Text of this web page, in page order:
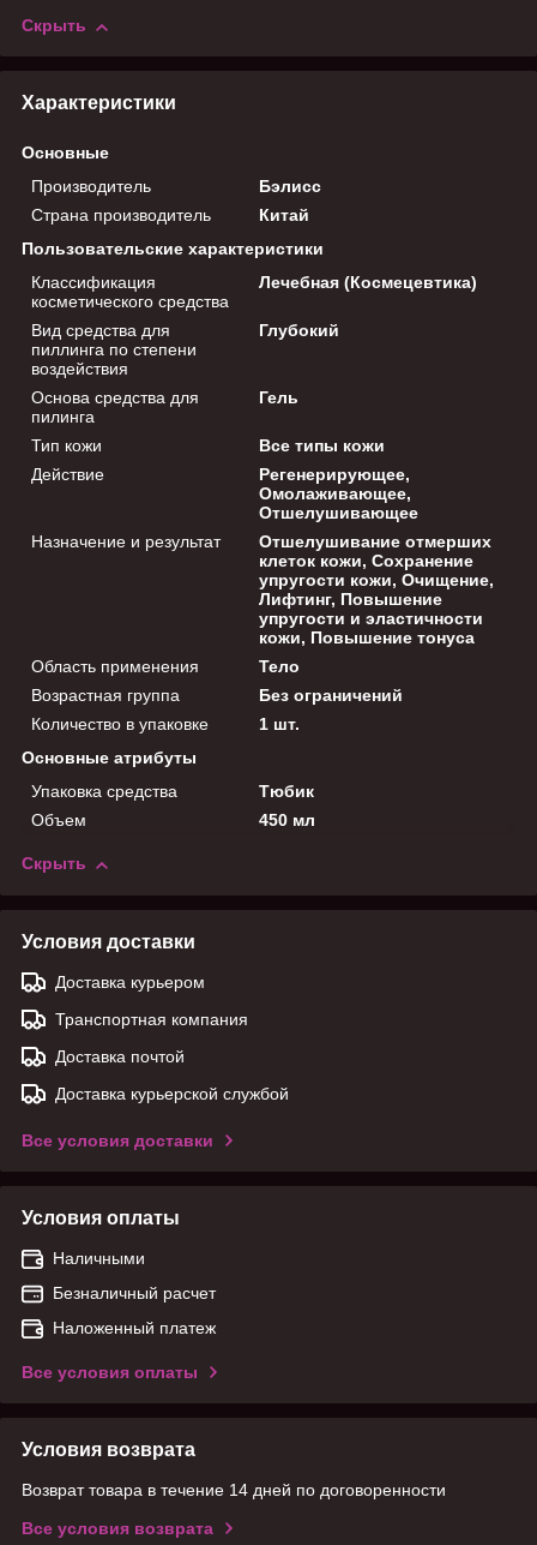
Скрыть
Характеристики
Основные
Производитель
Бэлисс
Страна производитель
Китай
Пользовательские характеристики
Классификация
косметического средства
Лечебная (Космецевтика)
Вид средства для
пиллинга по степени
воздействия
Глубокий
Основа средства для
пилинга
Гель
Тип кожи
Все типы кожи
Действие
Регенерирующее,
Омолаживающее,
Отшелушивающее
Назначение и результат
Отшелушивание отмерших
клеток кожи, Сохранение
упругости кожи, Очищение,
Лифтинг, Повышение
упругости и эластичности
кожи, Повышение тонуса
Область применения
Тело
Возрастная группа
Без ограничений
Количество в упаковке
1 шт.
Основные атрибуты
Упаковка средства
Тюбик
Объем
450 мл
Скрыть
Условия доставки
Доставка курьером
Транспортная компания
Доставка почтой
Доставка курьерской службой
Все условия доставки
Условия оплаты
Наличными
Безналичный расчет
Наложенный платеж
Все условия оплаты
Условия возврата
Возврат товара в течение 14 дней по договоренности
Все условия возврата